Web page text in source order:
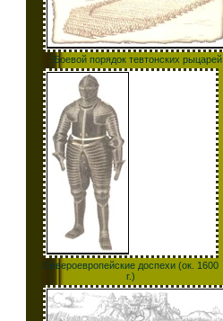
Боевой порядок тевтонских рыцарей
Североевропейские доспехи (ок. 1600
г.)